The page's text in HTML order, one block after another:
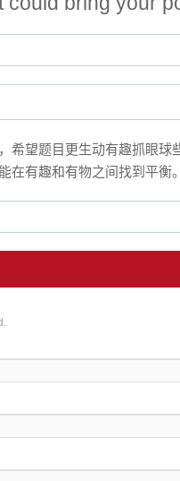
希望题目更生动有趣抓眼球
在有趣和有物之间找到平衡